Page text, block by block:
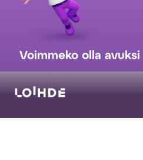
Voimmeko olla avuksi
myynti@loihde.com